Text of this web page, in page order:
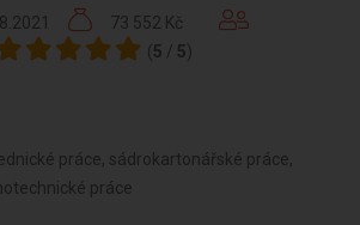
73 552 Kč
( 5 / 5)
práce, sádrokartonářské práce,
práce